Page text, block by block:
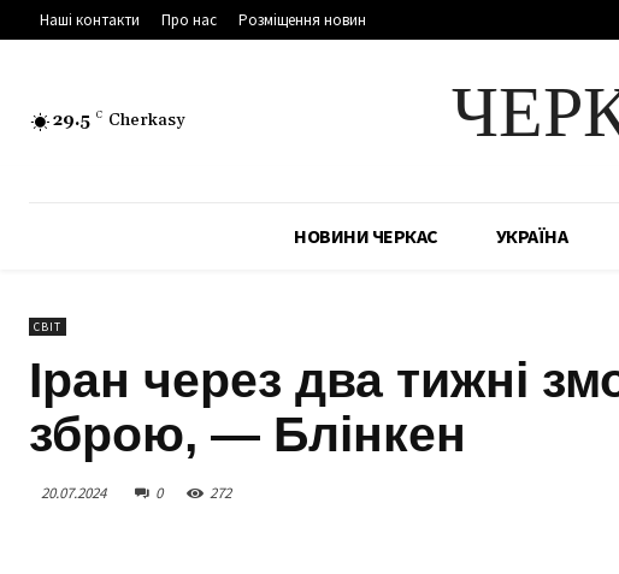
Наші контакти Про нас Розміщення новин
29.5 C Cherkasy
НОВИНИ ЧЕРКАС УКРАЇНА
СВІТ
Іран через два тижні
зброю, — Блінкен
20.07.2024 0 272